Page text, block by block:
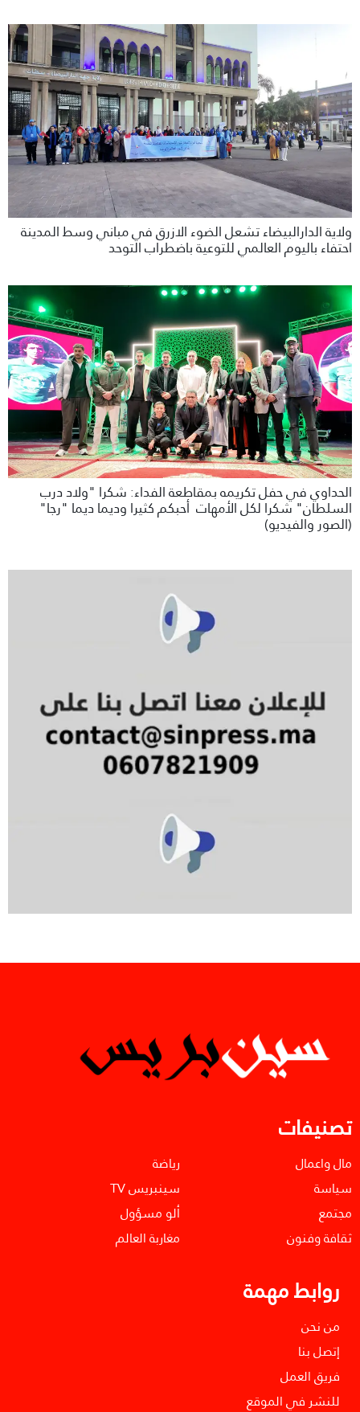
ولاية الدارالبيضاء تشعل الضوء الازرق في مباني وسط المدينة
احتفاء باليوم العالمي للتوعية باضطراب التوحد
الحداوي في حفل تكريمه بمقاطعة الفداء: شكرا "ولاد درب
السلطان" شكرا لكل الأمهات أحبكم كثيرا وديما ديما "رجا"
(الصور والفيديو)
تصنيفات
مال واعمال
سياسة
مجتمع
ثقافة وفنون
رياضة
سينبريس TV
ألو مسؤول
مغاربة العالم
روابط مهمة
من نحن
إتصل بنا
فريق العمل
للنشر في الموقع